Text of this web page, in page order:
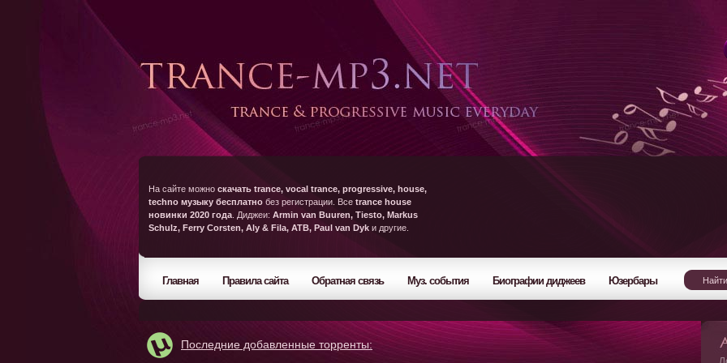
На сайте можно скачать trance, vocal trance, progressive, house,
techno музыку бесплатно без регистрации. Все trance house
новинки 2020 года . Диджеи: Armin van Buuren, Tiesto, Markus
Schulz, Ferry Corsten, Aly & Fila, ATB, Paul van Dyk и другие.
Главная Правила сайта Обратная связь Муз. события Биографии диджеев Юзербары
Последние добавленные торренты: